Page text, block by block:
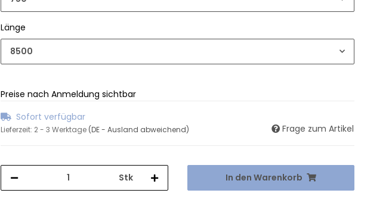
Länge
8500
Preise nach Anmeldung sichtbar
Sofort verfügbar
Lieferzeit: 2 - 3 Werktage (DE - Ausland abweichend) Frage zum Artikel
Stk In den Warenkorb